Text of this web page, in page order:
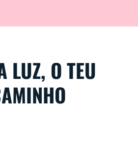
LUZ, O TEU